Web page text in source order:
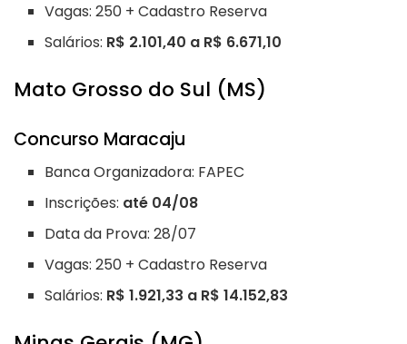
Vagas: 250 + Cadastro Reserva
Salários: R$ 2.101,40 a R$ 6.671,10
Mato Grosso do Sul (MS)
Concurso Maracaju
Banca Organizadora: FAPEC
Inscrições: até 04/08
Data da Prova: 28/07
Vagas: 250 + Cadastro Reserva
Salários: R$ 1.921,33 a R$ 14.152,83